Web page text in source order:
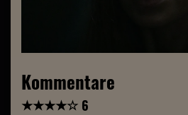
Kommentare
★★★★☆ 6